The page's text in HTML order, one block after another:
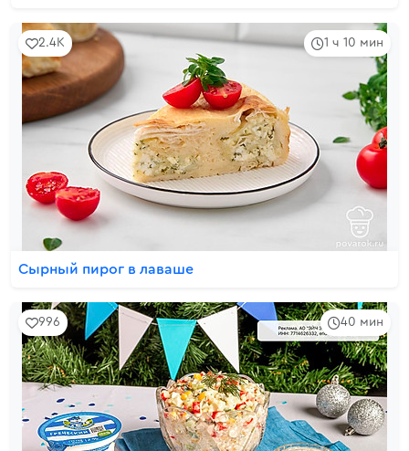
1 ч 10 мин
2.4K
Сырный пирог в лаваше
40 мин
996